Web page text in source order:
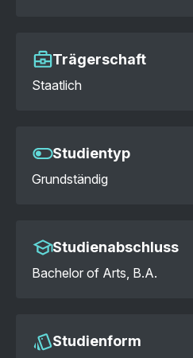
Trägerschaft
Staatlich
Studientyp
Grundständig
Studienabschluss
Bachelor of Arts, B.A.
Studienform